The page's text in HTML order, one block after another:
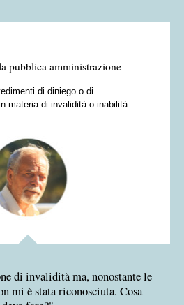
pubblica amministrazione
di diniego o di
materia di invalidità o inabilità.
di invalidità ma, nonostante le
mi è stata riconosciuta. Cosa